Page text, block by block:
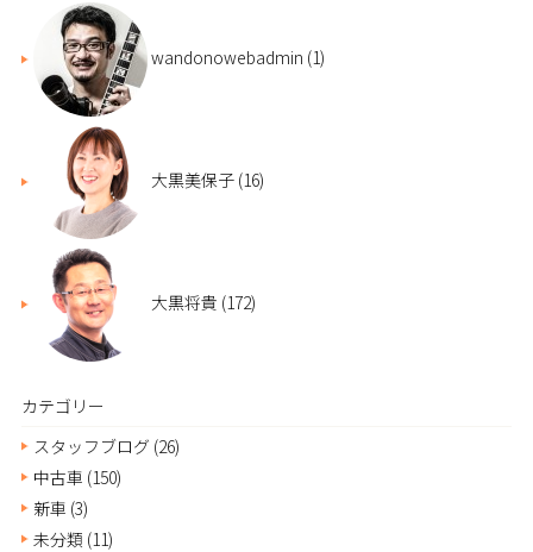
wandonowebadmin (1)
大黒美保子 (16)
大黒将貴 (172)
カテゴリー
スタッフブログ (26)
中古車 (150)
新車 (3)
未分類 (11)